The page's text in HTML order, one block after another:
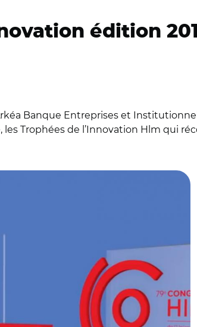
édition
Banque Entreprises et
Trophées de l’Innovation Hlm qui